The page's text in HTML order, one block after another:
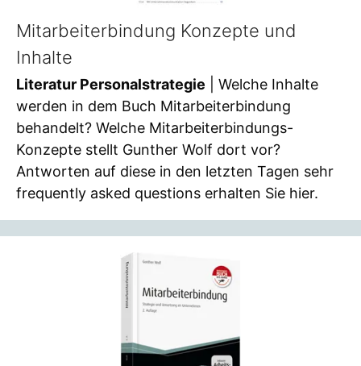
Mitarbeiterbindung Konzepte und
Inhalte
Literatur Personalstrategie | Welche Inhalte
werden in dem Buch Mitarbeiterbindung
behandelt? Welche Mitarbeiterbindungs-
Konzepte stellt Gunther Wolf dort vor?
Antworten auf diese in den letzten Tagen sehr
frequently asked questions erhalten Sie hier.